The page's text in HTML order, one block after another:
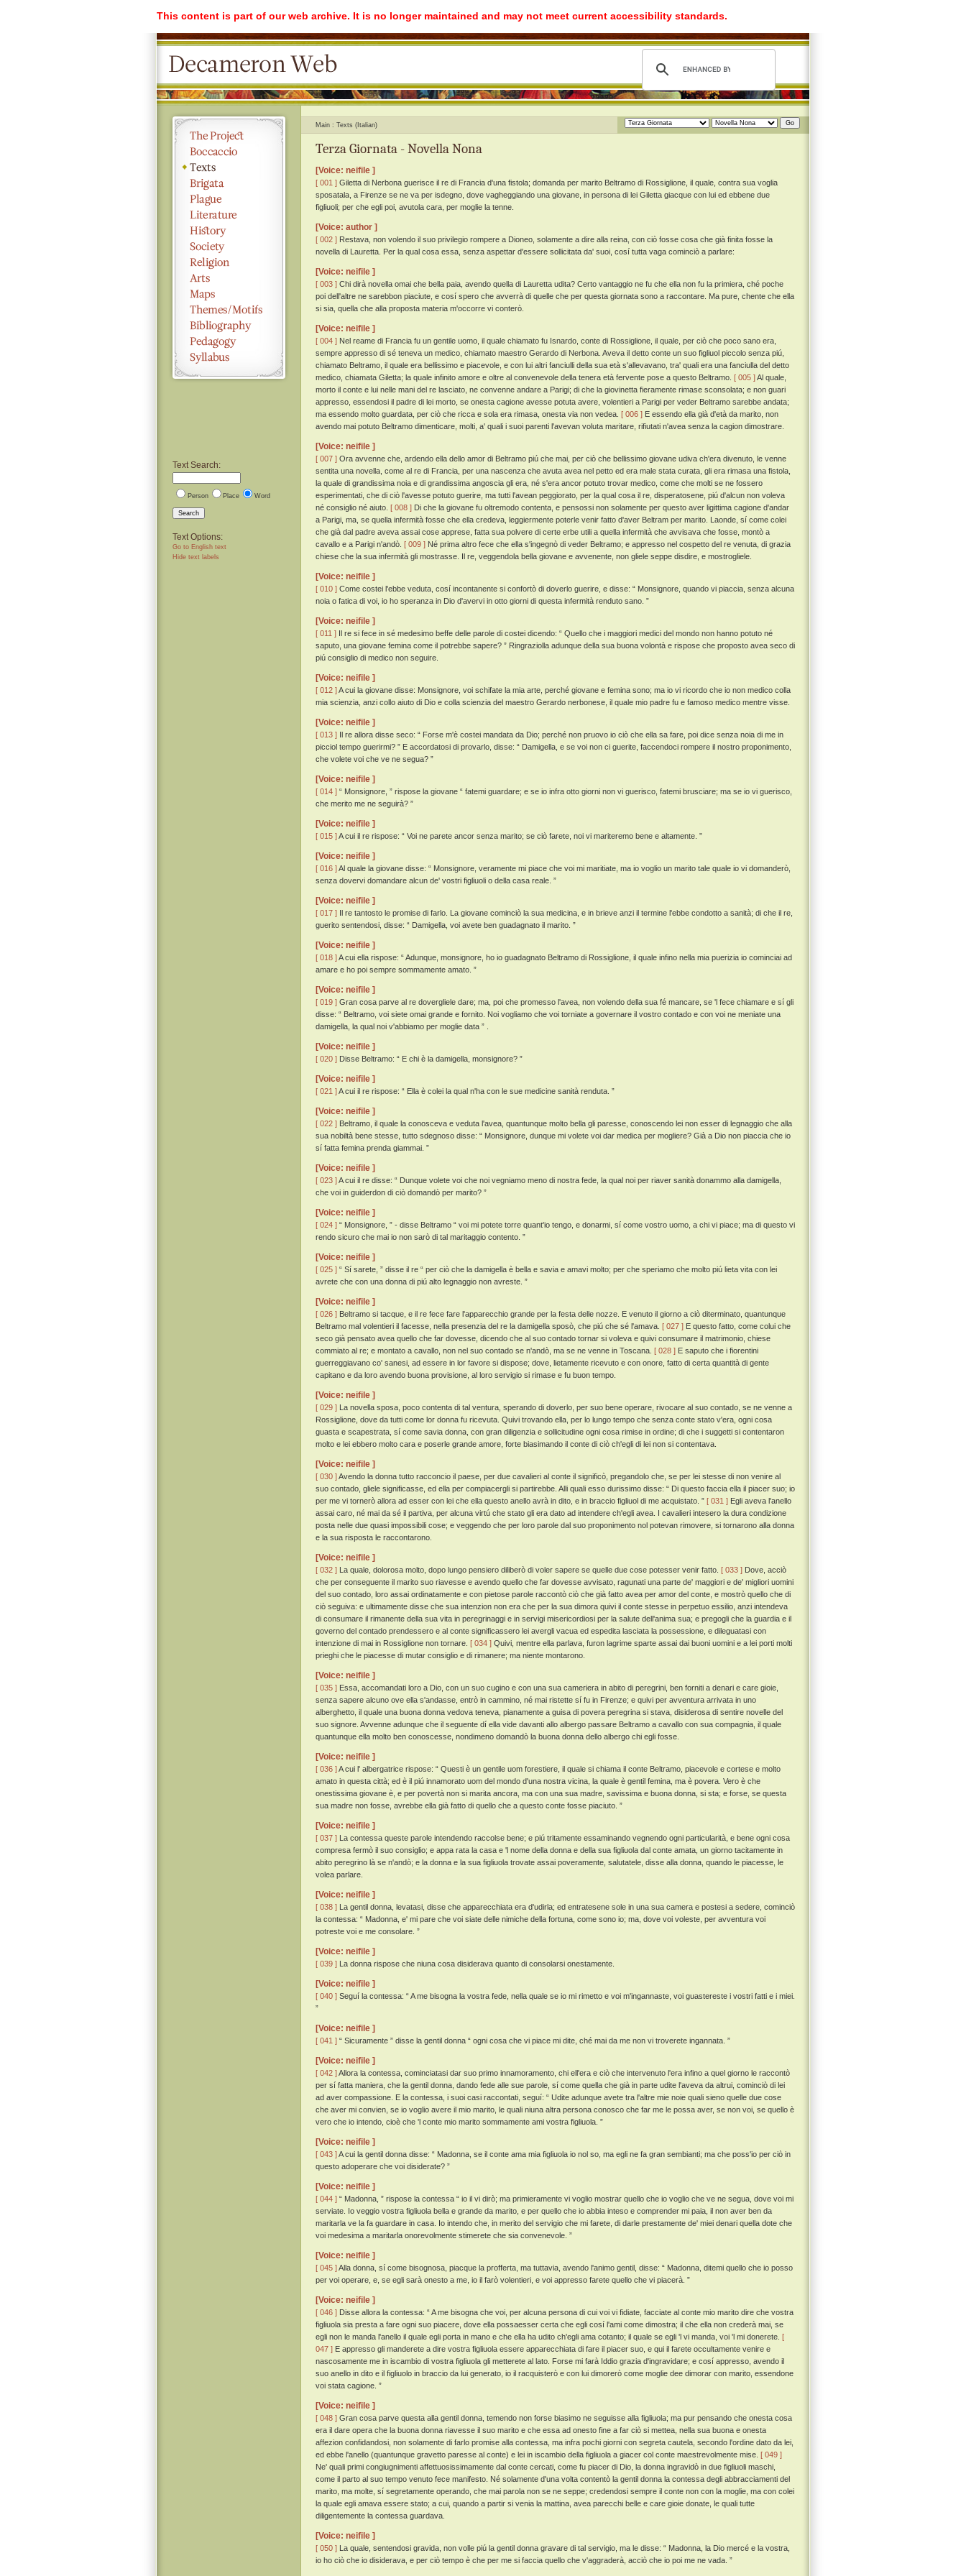
This content is part of our web archive. It is no longer maintained and may not meet current accessibility standards.
Text Search:
Person Place Word
Search
Text Options:
Go to English text
Hide text labels
Main Texts (Italian)
Terza Giornata - Novella Nona
[Voice: neifile ]
[ 001 ] Giletta di Nerbona guerisce il re di Francia d'una fistola; domanda per marito Beltramo di Rossiglione, il quale, contra sua voglia
sposatala, a Firenze se ne va per isdegno, dove vagheggiando una giovane, in persona di lei Giletta giacque con lui ed ebbene due
figliuoli; per che egli poi, avutola cara, per moglie la tenne.
[Voice: author ]
[ 002 ] Restava, non volendo il suo privilegio rompere a Dioneo, solamente a dire alla reina, con ciò fosse cosa che già finita fosse la
novella di Lauretta. Per la qual cosa essa, senza aspettar d'essere sollicitata da' suoi, cosí tutta vaga cominciò a parlare:
[Voice: neifile ]
[ 003 ] Chi dirà novella omai che bella paia, avendo quella di Lauretta udita? Certo vantaggio ne fu che ella non fu la primiera, ché poche
poi dell'altre ne sarebbon piaciute, e cosí spero che avverrà di quelle che per questa giornata sono a raccontare. Ma pure, chente che ella
si sia, quella che alla proposta materia m'occorre vi conterò.
[Voice: neifile ]
[ 004 ] Nel reame di Francia fu un gentile uomo, il quale chiamato fu Isnardo, conte di Rossiglione, il quale, per ciò che poco sano era,
sempre appresso di sé teneva un medico, chiamato maestro Gerardo di Nerbona. Aveva il detto conte un suo figliuol piccolo senza piú,
chiamato Beltramo, il quale era bellissimo e piacevole, e con lui altri fanciulli della sua età s'allevavano, tra' quali era una fanciulla del detto
medico, chiamata Giletta; la quale infinito amore e oltre al convenevole della tenera età fervente pose a questo Beltramo. [ 005 ]Al quale,
morto il conte e lui nelle mani del re lasciato, ne convenne andare a Parigi; di che la giovinetta fieramente rimase sconsolata; e non guari
appresso, essendosi il padre di lei morto, se onesta cagione avesse potuta avere, volentieri a Parigi per veder Beltramo sarebbe andata;
ma essendo molto guardata, per ciò che ricca e sola era rimasa, onesta via non vedea. [ 006 ] E essendo ella già d'età da marito, non
avendo mai potuto Beltramo dimenticare, molti, a' quali i suoi parenti l'avevan voluta maritare, rifiutati n'avea senza la cagion dimostrare.
[Voice: neifile ]
[ 007 ] Ora avvenne che, ardendo ella dello amor di Beltramo piú che mai, per ciò che bellissimo giovane udiva ch'era divenuto, le venne
sentita una novella, come al re di Francia, per una nascenza che avuta avea nel petto ed era male stata curata, gli era rimasa una fistola,
la quale di grandissima noia e di grandissima angoscia gli era, né s'era ancor potuto trovar medico, come che molti se ne fossero
esperimentati, che di ciò l'avesse potuto guerire, ma tutti l'avean peggiorato, per la qual cosa il re, disperatosene, piú d'alcun non voleva
né consiglio né aiuto. [ 008 ] Di che la giovane fu oltremodo contenta, e pensossi non solamente per questo aver ligittima cagione d'andar
a Parigi, ma, se quella infermità fosse che ella credeva, leggiermente poterle venir fatto d'aver Beltram per marito. Laonde, sí come colei
che già dal padre aveva assai cose apprese, fatta sua polvere di certe erbe utili a quella infermità che avvisava che fosse, montò a
cavallo e a Parigi n'andò. [ 009 ] Né prima altro fece che ella s'ingegnò di veder Beltramo; e appresso nel cospetto del re venuta, di grazia
chiese che la sua infermità gli mostrasse. Il re, veggendola bella giovane e avvenente, non gliele seppe disdire, e mostrogliele.
[Voice: neifile ]
[ 010 ] Come costei l'ebbe veduta, cosí incontanente si confortò di doverlo guerire, e disse: “ Monsignore, quando vi piaccia, senza alcuna
noia o fatica di voi, io ho speranza in Dio d'avervi in otto giorni di questa infermità renduto sano. ”
[Voice: neifile ]
[ 011 ] Il re si fece in sé medesimo beffe delle parole di costei dicendo: “ Quello che i maggiori medici del mondo non hanno potuto né
saputo, una giovane femina come il potrebbe sapere? ” Ringraziolla adunque della sua buona volontà e rispose che proposto avea seco di
piú consiglio di medico non seguire.
[Voice: neifile ]
[ 012 ]A cui la giovane disse: Monsignore, voi schifate la mia arte, perché giovane e femina sono; ma io vi ricordo che io non medico colla
mia scienzia, anzi collo aiuto di Dio e colla scienzia del maestro Gerardo nerbonese, il quale mio padre fu e famoso medico mentre visse.
[Voice: neifile ]
[ 013 ] Il re allora disse seco: “ Forse m'è costei mandata da Dio; perché non pruovo io ciò che ella sa fare, poi dice senza noia di me in
picciol tempo guerirmi? ” E accordatosi di provarlo, disse: “ Damigella, e se voi non ci guerite, faccendoci rompere il nostro proponimento,
che volete voi che ve ne segua? ”
[Voice: neifile ]
[ 014 ] “ Monsignore, ” rispose la giovane “ fatemi guardare; e se io infra otto giorni non vi guerisco, fatemi brusciare; ma se io vi guerisco,
che merito me ne seguirà? ”
[Voice: neifile ]
[ 015 ]A cui il re rispose: “ Voi ne parete ancor senza marito; se ciò farete, noi vi mariteremo bene e altamente. ”
[Voice: neifile ]
[ 016 ]Al quale la giovane disse: “ Monsignore, veramente mi piace che voi mi maritiate, ma io voglio un marito tale quale io vi domanderò,
senza dovervi domandare alcun de' vostri figliuoli o della casa reale. ”
[Voice: neifile ]
[ 017 ] Il re tantosto le promise di farlo. La giovane cominciò la sua medicina, e in brieve anzi il termine l'ebbe condotto a sanità; di che il re,
guerito sentendosi, disse: “ Damigella, voi avete ben guadagnato il marito. ”
[Voice: neifile ]
[ 018 ]A cui ella rispose: “ Adunque, monsignore, ho io guadagnato Beltramo di Rossiglione, il quale infino nella mia puerizia io cominciai ad
amare e ho poi sempre sommamente amato. ”
[Voice: neifile ]
[ 019 ] Gran cosa parve al re dovergliele dare; ma, poi che promesso l'avea, non volendo della sua fé mancare, se 'l fece chiamare e sí gli
disse: “ Beltramo, voi siete omai grande e fornito. Noi vogliamo che voi torniate a governare il vostro contado e con voi ne meniate una
damigella, la qual noi v'abbiamo per moglie data ” .
[Voice: neifile ]
[ 020 ] Disse Beltramo: “ E chi è la damigella, monsignore? ”
[Voice: neifile ]
[ 021 ]A cui il re rispose: “ Ella è colei la qual n'ha con le sue medicine sanità renduta. ”
[Voice: neifile ]
[ 022 ] Beltramo, il quale la conosceva e veduta l'avea, quantunque molto bella gli paresse, conoscendo lei non esser di legnaggio che alla
sua nobiltà bene stesse, tutto sdegnoso disse: “ Monsignore, dunque mi volete voi dar medica per mogliere? Già a Dio non piaccia che io
sí fatta femina prenda giammai. ”
[Voice: neifile ]
[ 023 ]A cui il re disse: “ Dunque volete voi che noi vegniamo meno di nostra fede, la qual noi per riaver sanità donammo alla damigella,
che voi in guiderdon di ciò domandò per marito? ”
[Voice: neifile ]
[ 024 ] “ Monsignore, ” - disse Beltramo “ voi mi potete torre quant'io tengo, e donarmi, sí come vostro uomo, a chi vi piace; ma di questo vi
rendo sicuro che mai io non sarò di tal maritaggio contento. ”
[Voice: neifile ]
[ 025 ] “ Sí sarete, ” disse il re “ per ciò che la damigella è bella e savia e amavi molto; per che speriamo che molto piú lieta vita con lei
avrete che con una donna di piú alto legnaggio non avreste. ”
[Voice: neifile ]
[ 026 ] Beltramo si tacque, e il re fece fare l'apparecchio grande per la festa delle nozze. E venuto il giorno a ciò diterminato, quantunque
Beltramo mal volentieri il facesse, nella presenzia del re la damigella sposò, che piú che sé l'amava. [ 027 ] E questo fatto, come colui che
seco già pensato avea quello che far dovesse, dicendo che al suo contado tornar si voleva e quivi consumare il matrimonio, chiese
commiato al re; e montato a cavallo, non nel suo contado se n'andò, ma se ne venne in Toscana. [ 028 ] E saputo che i fiorentini
guerreggiavano co' sanesi, ad essere in lor favore si dispose; dove, lietamente ricevuto e con onore, fatto di certa quantità di gente
capitano e da loro avendo buona provisione, al loro servigio si rimase e fu buon tempo.
[Voice: neifile ]
[ 029 ] La novella sposa, poco contenta di tal ventura, sperando di doverlo, per suo bene operare, rivocare al suo contado, se ne venne a
Rossiglione, dove da tutti come lor donna fu ricevuta. Quivi trovando ella, per lo lungo tempo che senza conte stato v'era, ogni cosa
guasta e scapestrata, sí come savia donna, con gran diligenzia e sollicitudine ogni cosa rimise in ordine; di che i suggetti si contentaron
molto e lei ebbero molto cara e poserle grande amore, forte biasimando il conte di ciò ch'egli di lei non si contentava.
[Voice: neifile ]
[ 030 ]Avendo la donna tutto racconcio il paese, per due cavalieri al conte il significò, pregandolo che, se per lei stesse di non venire al
suo contado, gliele significasse, ed ella per compiacergli si partirebbe. Alli quali esso durissimo disse: “ Di questo faccia ella il piacer suo; io
per me vi tornerò allora ad esser con lei che ella questo anello avrà in dito, e in braccio figliuol di me acquistato. ” [ 031 ] Egli aveva l'anello
assai caro, né mai da sé il partiva, per alcuna virtú che stato gli era dato ad intendere ch'egli avea. I cavalieri intesero la dura condizione
posta nelle due quasi impossibili cose; e veggendo che per loro parole dal suo proponimento nol potevan rimovere, si tornarono alla donna
e la sua risposta le raccontarono.
[Voice: neifile ]
[ 032 ] La quale, dolorosa molto, dopo lungo pensiero diliberò di voler sapere se quelle due cose potesser venir fatto. [ 033 ] Dove, acciò
che per conseguente il marito suo riavesse e avendo quello che far dovesse avvisato, ragunati una parte de' maggiori e de' migliori uomini
del suo contado, loro assai ordinatamente e con pietose parole raccontò ciò che già fatto avea per amor del conte, e mostrò quello che di
ciò seguiva: e ultimamente disse che sua intenzion non era che per la sua dimora quivi il conte stesse in perpetuo essilio, anzi intendeva
di consumare il rimanente della sua vita in peregrinaggi e in servigi misericordiosi per la salute dell'anima sua; e pregogli che la guardia e il
governo del contado prendessero e al conte significassero lei avergli vacua ed espedita lasciata la possessione, e dileguatasi con
intenzione di mai in Rossiglione non tornare. [ 034 ] Quivi, mentre ella parlava, furon lagrime sparte assai dai buoni uomini e a lei porti molti
prieghi che le piacesse di mutar consiglio e di rimanere; ma niente montarono.
[Voice: neifile ]
[ 035 ] Essa, accomandati loro a Dio, con un suo cugino e con una sua cameriera in abito di peregrini, ben forniti a denari e care gioie,
senza sapere alcuno ove ella s'andasse, entrò in cammino, né mai ristette sí fu in Firenze; e quivi per avventura arrivata in uno
alberghetto, il quale una buona donna vedova teneva, pianamente a guisa di povera peregrina si stava, disiderosa di sentire novelle del
suo signore. Avvenne adunque che il seguente dí ella vide davanti allo albergo passare Beltramo a cavallo con sua compagnia, il quale
quantunque ella molto ben conoscesse, nondimeno domandò la buona donna dello albergo chi egli fosse.
[Voice: neifile ]
[ 036 ]A cui l' albergatrice rispose: “ Questi è un gentile uom forestiere, il quale si chiama il conte Beltramo, piacevole e cortese e molto
amato in questa città; ed è il piú innamorato uom del mondo d'una nostra vicina, la quale è gentil femina, ma è povera. Vero è che
onestissima giovane è, e per povertà non si marita ancora, ma con una sua madre, savissima e buona donna, si sta; e forse, se questa
sua madre non fosse, avrebbe ella già fatto di quello che a questo conte fosse piaciuto. ”
[Voice: neifile ]
[ 037 ] La contessa queste parole intendendo raccolse bene; e piú tritamente essaminando vegnendo ogni particularità, e bene ogni cosa
compresa fermò il suo consiglio; e appa rata la casa e 'l nome della donna e della sua figliuola dal conte amata, un giorno tacitamente in
abito peregrino là se n'andò; e la donna e la sua figliuola trovate assai poveramente, salutatele, disse alla donna, quando le piacesse, le
volea parlare.
[Voice: neifile ]
[ 038 ] La gentil donna, levatasi, disse che apparecchiata era d'udirla; ed entratesene sole in una sua camera e postesi a sedere, cominciò
la contessa: “ Madonna, e' mi pare che voi siate delle nimiche della fortuna, come sono io; ma, dove voi voleste, per avventura voi
potreste voi e me consolare. ”
[Voice: neifile ]
[ 039 ] La donna rispose che niuna cosa disiderava quanto di consolarsi onestamente.
[Voice: neifile ]
[ 040 ] Seguí la contessa: “ A me bisogna la vostra fede, nella quale se io mi rimetto e voi m'ingannaste, voi guastereste i vostri fatti e i miei.
”
[Voice: neifile ]
[ 041 ] “ Sicuramente ” disse la gentil donna “ ogni cosa che vi piace mi dite, ché mai da me non vi troverete ingannata. ”
[Voice: neifile ]
[ 042 ]Allora la contessa, cominciatasi dar suo primo innamoramento, chi ell'era e ciò che intervenuto l'era infino a quel giorno le raccontò
per sí fatta maniera, che la gentil donna, dando fede alle sue parole, sí come quella che già in parte udite l'aveva da altrui, cominciò di lei
ad aver compassione. E la contessa, i suoi casi raccontati, seguí: “ Udite adunque avete tra l'altre mie noie quali sieno quelle due cose
che aver mi convien, se io voglio avere il mio marito, le quali niuna altra persona conosco che far me le possa aver, se non voi, se quello è
vero che io intendo, cioè che 'l conte mio marito sommamente ami vostra figliuola. ”
[Voice: neifile ]
[ 043 ]A cui la gentil donna disse: “ Madonna, se il conte ama mia figliuola io nol so, ma egli ne fa gran sembianti; ma che poss'io per ciò in
questo adoperare che voi disiderate? ”
[Voice: neifile ]
[ 044 ] “ Madonna, ” rispose la contessa “ io il vi dirò; ma primieramente vi voglio mostrar quello che io voglio che ve ne segua, dove voi mi
serviate. Io veggio vostra figliuola bella e grande da marito, e per quello che io abbia inteso e comprender mi paia, il non aver ben da
maritarla ve la fa guardare in casa. Io intendo che, in merito del servigio che mi farete, di darle prestamente de' miei denari quella dote che
voi medesima a maritarla onorevolmente stimerete che sia convenevole. ”
[Voice: neifile ]
[ 045 ]Alla donna, sí come bisognosa, piacque la profferta, ma tuttavia, avendo l'animo gentil, disse: “ Madonna, ditemi quello che io posso
per voi operare, e, se egli sarà onesto a me, io il farò volentieri, e voi appresso farete quello che vi piacerà. ”
[Voice: neifile ]
[ 046 ] Disse allora la contessa: “ A me bisogna che voi, per alcuna persona di cui voi vi fidiate, facciate al conte mio marito dire che vostra
figliuola sia presta a fare ogni suo piacere, dove ella possaesser certa che egli cosí l'ami come dimostra; il che ella non crederà mai, se
egli non le manda l'anello il quale egli porta in mano e che ella ha udito ch'egli ama cotanto; il quale se egli 'l vi manda, voi 'l mi donerete. [
047 ] E appresso gli manderete a dire vostra figliuola essere apparecchiata di fare il piacer suo, e qui il farete occultamente venire e
nascosamente me in iscambio di vostra figliuola gli metterete al lato. Forse mi farà Iddio grazia d'ingravidare; e cosí appresso, avendo il
suo anello in dito e il figliuolo in braccio da lui generato, io il racquisterò e con lui dimorerò come moglie dee dimorar con marito, essendone
voi stata cagione. ”
[Voice: neifile ]
[ 048 ] Gran cosa parve questa alla gentil donna, temendo non forse biasimo ne seguisse alla figliuola; ma pur pensando che onesta cosa
era il dare opera che la buona donna riavesse il suo marito e che essa ad onesto fine a far ciò si mettea, nella sua buona e onesta
affezion confidandosi, non solamente di farlo promise alla contessa, ma infra pochi giorni con segreta cautela, secondo l'ordine dato da lei,
ed ebbe l'anello (quantunque gravetto paresse al conte) e lei in iscambio della figliuola a giacer col conte maestrevolmente mise. [ 049 ]
Ne' quali primi congiugnimenti affettuosissimamente dal conte cercati, come fu piacer di Dio, la donna ingravidò in due figliuoli maschi,
come il parto al suo tempo venuto fece manifesto. Né solamente d'una volta contentò la gentil donna la contessa degli abbracciamenti del
marito, ma molte, sí segretamente operando, che mai parola non se ne seppe; credendosi sempre il conte non con la moglie, ma con colei
la quale egli amava essere stato; a cui, quando a partir si venia la mattina, avea parecchi belle e care gioie donate, le quali tutte
diligentemente la contessa guardava.
[Voice: neifile ]
[ 050 ] La quale, sentendosi gravida, non volle piú la gentil donna gravare di tal servigio, ma le disse: “ Madonna, la Dio mercé e la vostra,
io ho ciò che io disiderava, e per ciò tempo è che per me si faccia quello che v'aggraderà, acciò che io poi me ne vada. ”